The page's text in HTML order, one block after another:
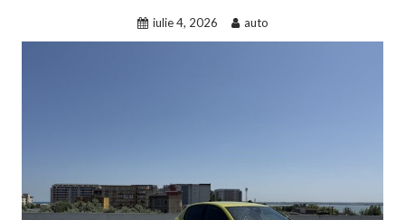
iulie 4, 2026 auto